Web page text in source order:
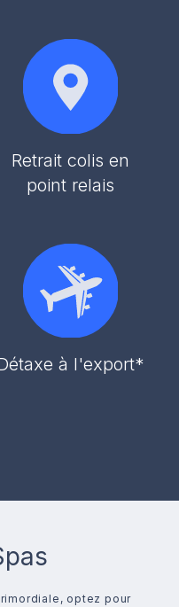
Retrait colis en
point relais
à l'export*
optez pour